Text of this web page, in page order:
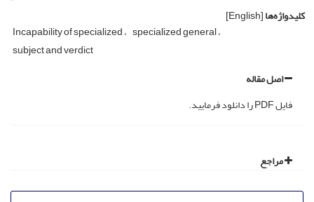
کلیدواژه‌ها[English]
Incapability of specialized specialized general
subject and verdict
اصل مقاله
فایل PDF را دانلود فرمایید.
مراجع